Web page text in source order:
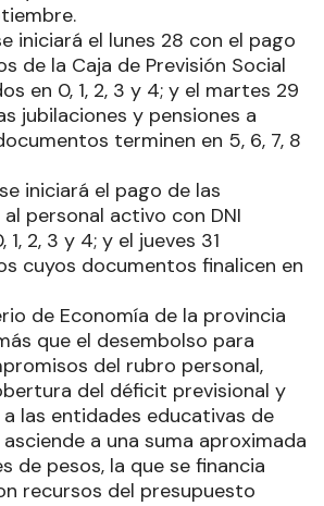
fijado por el gobernador Gildo
tramo de incremento es del
y el tercer tramo, el 10%
iniciará el lunes 28 con el pago
de la Caja de Previsión Social
en 0, 1, 2, 3 y 4; y el martes 29
jubilaciones y pensiones a
terminen en 5, 6, 7, 8
iniciará el pago de las
personal activo con DNI
2, 3 y 4; y el jueves 31
cuyos documentos finalicen en
de Economía de la provincia
que el desembolso para
del rubro personal,
del déficit previsional y
las entidades educativas de